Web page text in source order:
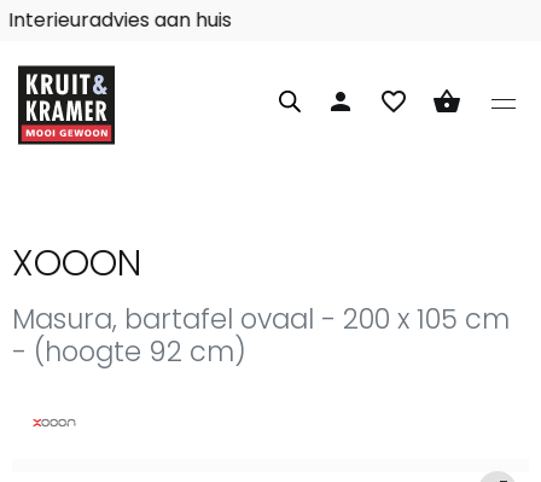
Interieuradvies aan huis
person favorite_border shopping_basket
XOOON
Masura, bartafel ovaal - 200 x 105 cm
- (hoogte 92 cm)